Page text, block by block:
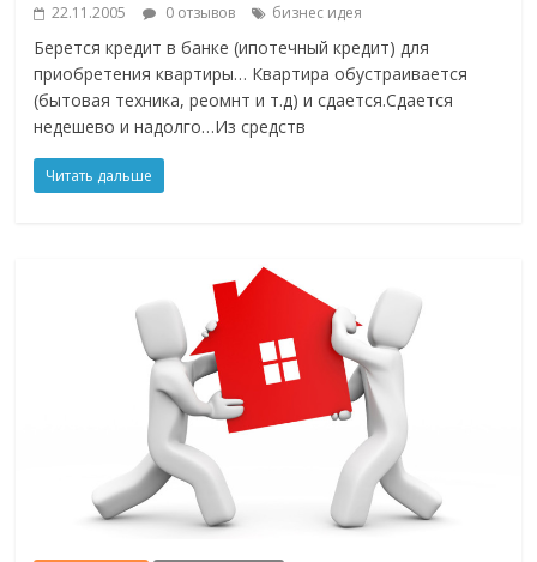
22.11.2005 0 отзывов бизнес идея
Берется кредит в банке (ипотечный кредит) для
приобретения квартиры… Квартира обустраивается
(бытовая техника, реомнт и т.д) и сдается.Сдается
недешево и надолго…Из средств
Читать дальше